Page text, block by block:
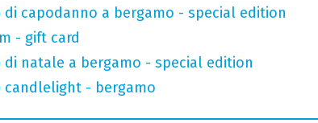
di capodanno a bergamo - special edition
- gift card
di natale a bergamo - special edition
candlelight - bergamo